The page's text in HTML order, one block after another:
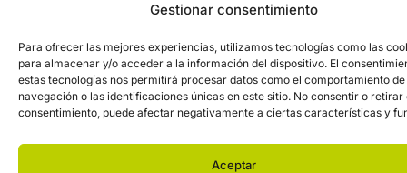
Gestionar consentimiento
Para ofrecer las mejores experiencias, utilizamos tecnologías como las
para almacenar y/o acceder a la información del dispositivo. El
estas tecnologías nos permitirá procesar datos como el comportamiento de
navegación o las identificaciones únicas en este sitio. No consentir o retirar
consentimiento, puede afectar negativamente a ciertas características y
Aceptar